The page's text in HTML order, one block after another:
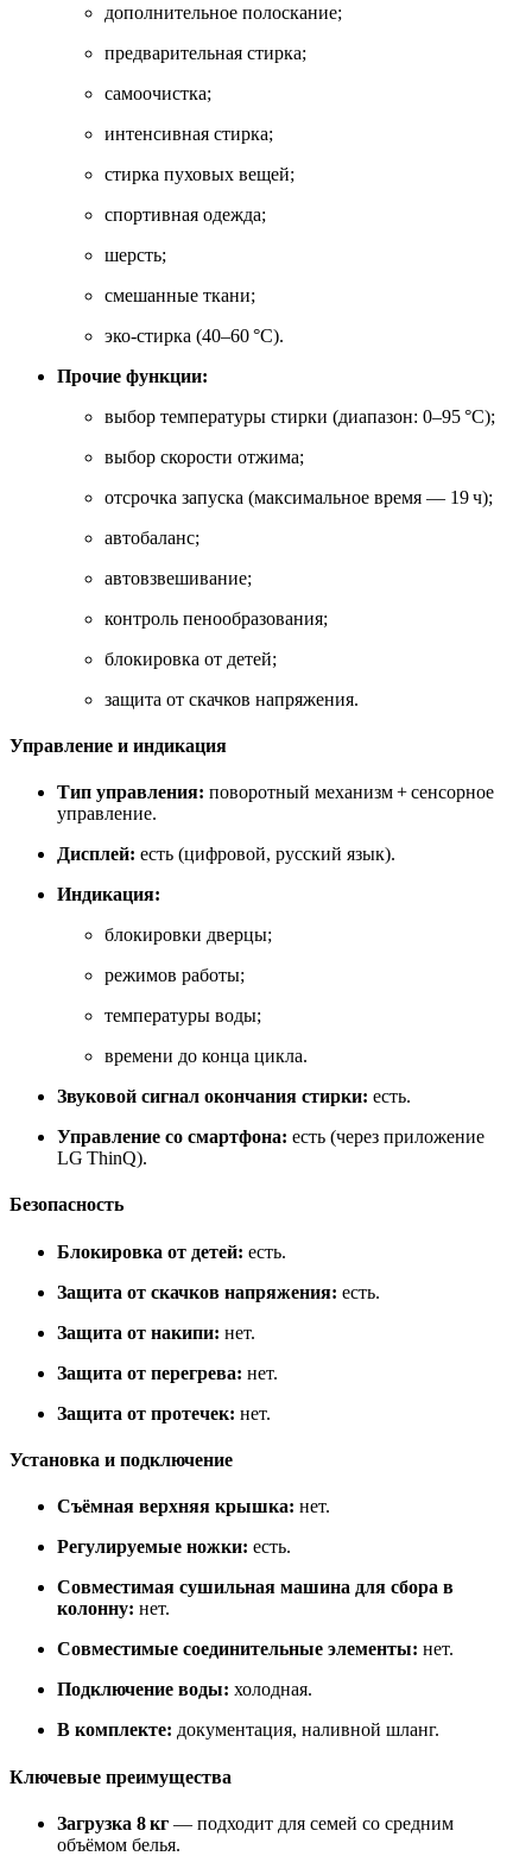
дополнительное полоскание;
предварительная стирка;
самоочистка;
интенсивная стирка;
стирка пуховых вещей;
спортивная одежда;
шерсть;
смешанные ткани;
эко‑стирка (40–60 °C).
Прочие функции:
выбор температуры стирки (диапазон: 0–95 °C);
выбор скорости отжима;
отсрочка запуска (максимальное время — 19 ч);
автобаланс;
автовзвешивание;
контроль пенообразования;
блокировка от детей;
защита от скачков напряжения.
Управление и индикация
Тип управления: поворотный механизм + сенсорное
управление.
Дисплей: есть (цифровой, русский язык).
Индикация:
блокировки дверцы;
режимов работы;
температуры воды;
времени до конца цикла.
Звуковой сигнал окончания стирки: есть.
Управление со смартфона: есть (через приложение
LG ThinQ).
Безопасность
Блокировка от детей: есть.
Защита от скачков напряжения: есть.
Защита от накипи: нет.
Защита от перегрева: нет.
Защита от протечек: нет.
Установка и подключение
Съёмная верхняя крышка: нет.
Регулируемые ножки: есть.
Совместимая сушильная машина для сбора в
колонну: нет.
Совместимые соединительные элементы: нет.
Подключение воды: холодная.
В комплекте: документация, наливной шланг.
Ключевые преимущества
Загрузка 8 кг — подходит для семей со средним
объёмом белья.